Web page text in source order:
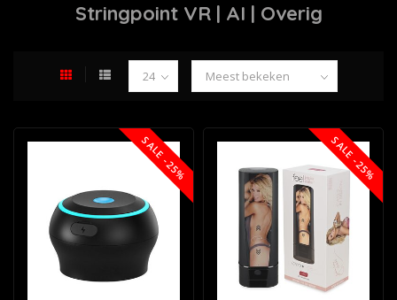
Stringpoint VR | AI | Overig
SALE -25% SALE -25%